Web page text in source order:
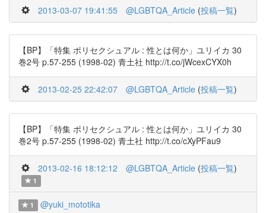
2013-03-07 19:41:55 @LGBTQA_Article (投稿一覧)
【BP】「特集 ポリセクシュアル : 性とは何か」ユリイカ 30
巻2号 p.57-255 (1998-02) 青土社 http://t.co/jWcexCYX0h
2013-02-25 22:42:07 @LGBTQA_Article (投稿一覧)
【BP】「特集 ポリセクシュアル : 性とは何か」ユリイカ 30
巻2号 p.57-255 (1998-02) 青土社 http://t.co/cXyPFau9
2013-02-16 18:12:12 @LGBTQA_Article (投稿一覧)
1
1 @yuki_mototika